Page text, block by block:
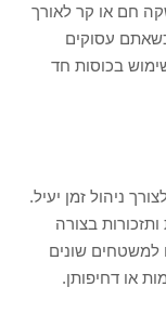
חם או קר לאורך
עסוקים
בכוסות חד
ניהול זמן יעיל.
ותזכורות בצורה
למשטחים שונים
או דחיפותן.